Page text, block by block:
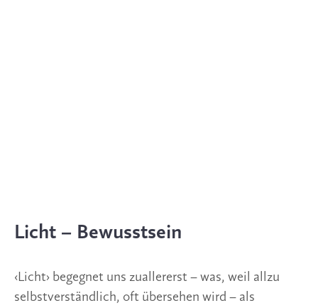
Licht – Bewusstsein
‹Licht› begegnet uns zuallererst – was, weil allzu
selbstverständlich, oft übersehen wird – als